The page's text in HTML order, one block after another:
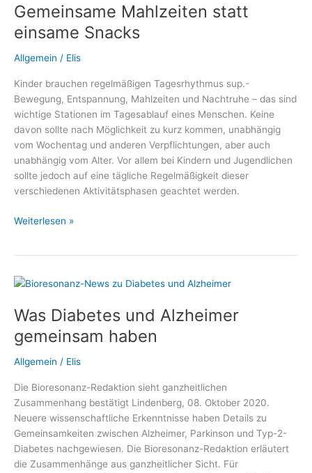
tun
Ein
Plädoyer
einen
gelasseneren
Umgang
mit
Blutzuckerwerten
Gemeinsame Mahlzeiten statt
einsame Snacks
Allgemein / Elis
Kinder brauchen regelmäßigen Tagesrhythmus sup.-
Bewegung, Entspannung, Mahlzeiten und Nachtruhe – das sind
wichtige Stationen im Tagesablauf eines Menschen. Keine
davon sollte nach Möglichkeit zu kurz kommen, unabhängig
vom Wochentag und anderen Verpflichtungen, aber auch
unabhängig vom Alter. Vor allem bei Kindern und Jugendlichen
sollte jedoch auf eine tägliche Regelmäßigkeit dieser
verschiedenen Aktivitätsphasen geachtet werden.
Gemeinsame
Snacks
Weiterlesen »
Was Diabetes und Alzheimer
gemeinsam haben
Allgemein / Elis
Die Bioresonanz-Redaktion sieht ganzheitlichen
Zusammenhang bestätigt Lindenberg, 08. Oktober 2020.
Neuere wissenschaftliche Erkenntnisse haben Details zu
Gemeinsamkeiten zwischen Alzheimer, Parkinson und Typ-2-
Diabetes nachgewiesen. Die Bioresonanz-Redaktion erläutert
die Zusammenhänge aus ganzheitlicher Sicht. Für